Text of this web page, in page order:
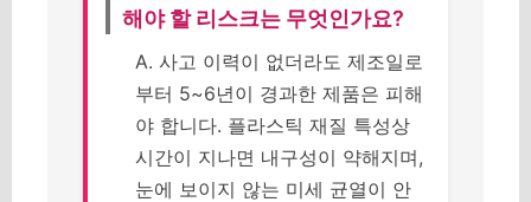
해야 할 리스크는 무엇인가요?
A. 사고 이력이 없더라도 제조일로
부터 5~6년이 경과한 제품은 피해
야 합니다. 플라스틱 재질 특성상
시간이 지나면 내구성이 약해지며,
눈에 보이지 않는 미세 균열이 안